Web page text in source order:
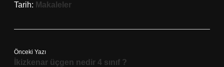
Tarih: Makaleler
Önceki Yazı
İkizkenar üçgen nedir 4 sınıf ?